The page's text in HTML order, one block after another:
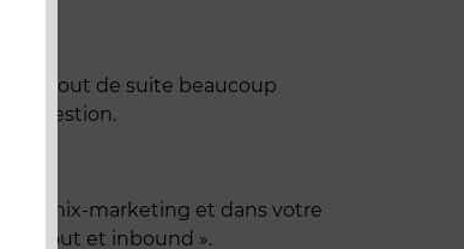
tout de suite beaucoup
la question.
mix-marketing et dans votre
« out et inbound ».